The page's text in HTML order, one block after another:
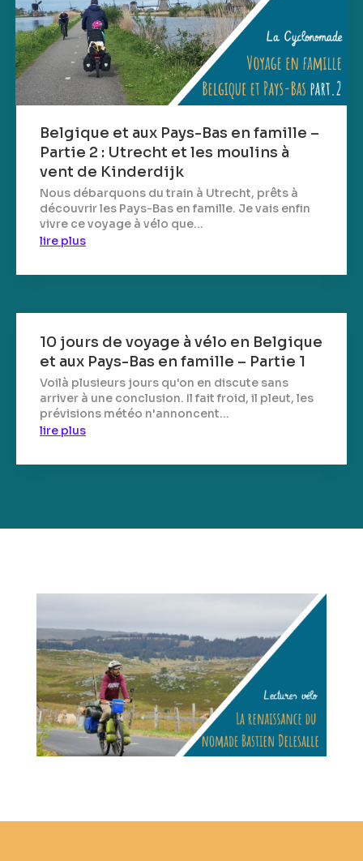
Belgique et aux Pays-Bas en famille –
Partie 2 : Utrecht et les moulins à
vent de Kinderdijk
Nous débarquons du train à Utrecht, prêts à
découvrir les Pays-Bas en famille. Je vais enfin
vivre ce voyage à vélo que...
lire plus
10 jours de voyage à vélo en Belgique
et aux Pays-Bas en famille – Partie 1
Voilà plusieurs jours qu'on en discute sans
arriver à une conclusion. Il fait froid, il pleut, les
prévisions météo n'annoncent...
lire plus